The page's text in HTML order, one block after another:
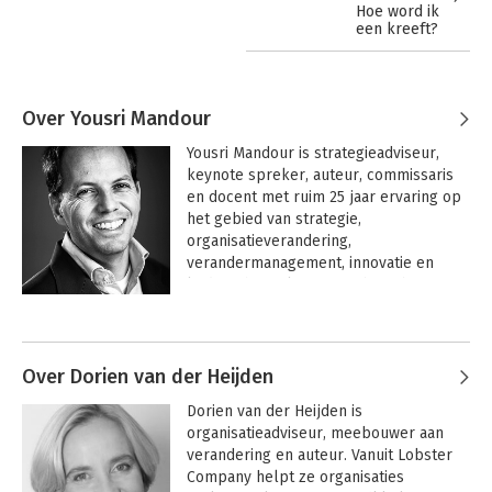
Hoe word ik
een kreeft?
Over Yousri Mandour
Yousri Mandour is strategieadviseur,
keynote spreker, auteur, commissaris
en docent met ruim 25 jaar ervaring op
het gebied van strategie,
organisatieverandering,
verandermanagement, innovatie en
complexe veranderopgaven.
Yousri is (co-)auteur van meerdere
managementboeken, waaronder 'De
Strategie van de Kreeft', winnaar van de
PIM Marketing Literatuurprijs, 'Zo
Over Dorien van der Heijden
Dorien van der Heijden is
organisatieadviseur, meebouwer aan
verandering en auteur. Vanuit Lobster
Company helpt ze organisaties